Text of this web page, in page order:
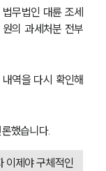
무법인 대륜 조세
의 과세처분 전부
역을 다시 확인해
했습니다.
이제야 구체적인